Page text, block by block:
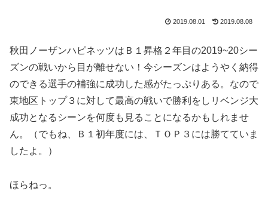
2019.08.01 2019.08.08
秋田ノーザンハピネッツはＢ１昇格２年目の2019~20シー
ズンの戦いから目が離せない！今シーズンはようやく納得
のできる選手の補強に成功した感がたっぷりある。なので
東地区トップ３に対して最高の戦いで勝利をしリベンジ大
成功となるシーンを何度も見ることになるかもしれませ
ん。（でもね、Ｂ１初年度には、ＴＯＰ３には勝てていま
したよ。）
ほらねっ。